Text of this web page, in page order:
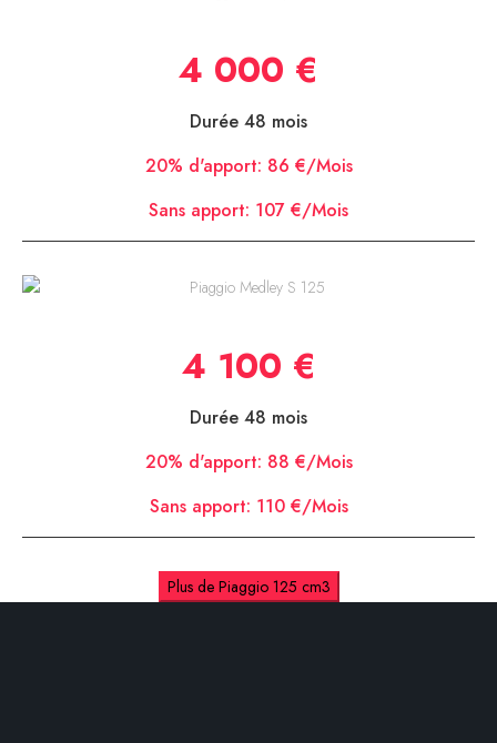
4 000 €
Durée 48 mois
20% d'apport: 86 €/Mois
Sans apport: 107 €/Mois
4 100 €
Durée 48 mois
20% d'apport: 88 €/Mois
Sans apport: 110 €/Mois
Plus de Piaggio 125 cm3